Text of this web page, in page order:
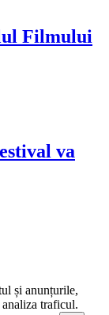
Filmului
va
și anunțurile,
traficul.